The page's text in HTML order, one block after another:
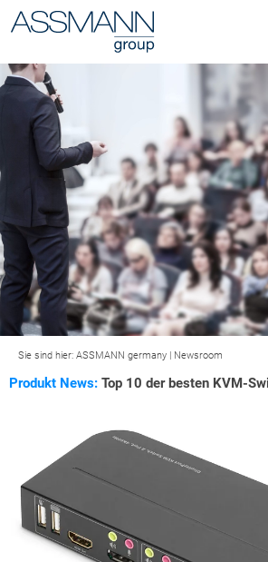
Sie sind hier: ASSMANN germany | Newsroom
Produkt News: Top 10 der besten KVM-